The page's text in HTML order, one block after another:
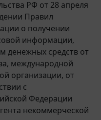
Правил
о получении
информации,
денежных средств от
международной
организации, от
с
Федерации
некоммерческой
гражданина, лица